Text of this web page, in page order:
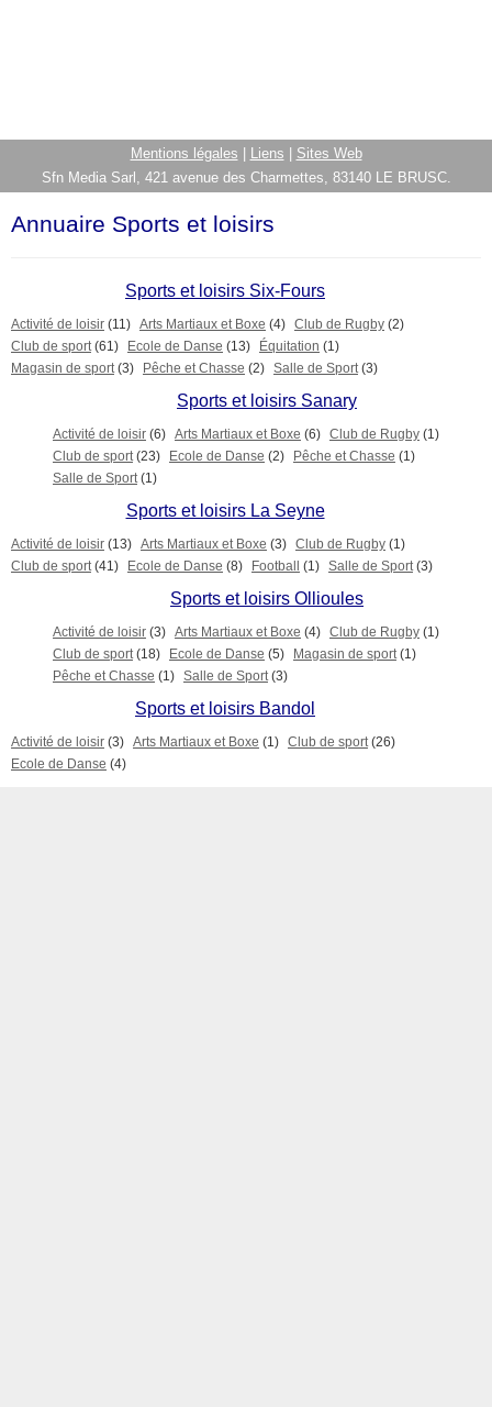
Mentions légales Liens
Sites Web
Sfn Media Sarl, 421 avenue des Charmettes, 83140 LE BRUSC.
Annuaire Sports et loisirs
Sports et loisirs Six-Fours
Activité de loisir (11) Arts Martiaux et Boxe (4) Club de Rugby (2)
Club de sport (61) Ecole de Danse (13) Équitation (1)
Magasin de sport (3) Pêche et Chasse (2) Salle de Sport (3)
Sports et loisirs Sanary
Activité de loisir (6) Arts Martiaux et Boxe (6) Club de Rugby (1)
Club de sport (23) Ecole de Danse (2) Pêche et Chasse (1)
Salle de Sport (1)
Sports et loisirs La Seyne
Activité de loisir (13) Arts Martiaux et Boxe (3) Club de Rugby (1)
Club de sport (41) Ecole de Danse (8) Football (1) Salle de Sport (3)
Sports et loisirs Ollioules
Activité de loisir (3) Arts Martiaux et Boxe (4) Club de Rugby (1)
Club de sport (18) Ecole de Danse (5) Magasin de sport (1)
Pêche et Chasse (1) Salle de Sport (3)
Sports et loisirs Bandol
Activité de loisir (3) Arts Martiaux et Boxe (1) Club de sport (26)
Ecole de Danse (4)